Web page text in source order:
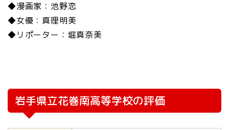
◆漫画家：池野恋
◆女優：真理明美
◆リポーター：堀真奈美
岩手県立花巻南高等学校の評価